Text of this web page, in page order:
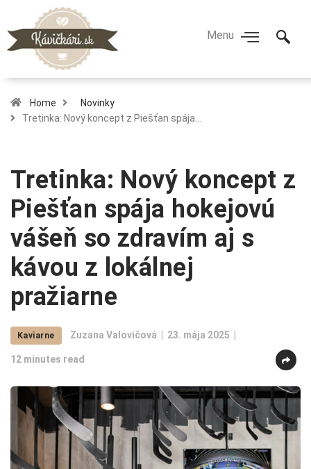
Home
Novinky
Tretinka: Nový koncept z Piešťan spája…
Tretinka: Nový koncept z
Piešťan spája hokejovú
vášeň so zdravím aj s
kávou z lokálnej
pražiarne
Kaviarne Zuzana Valovičová 23. mája 2025
12 minutes read